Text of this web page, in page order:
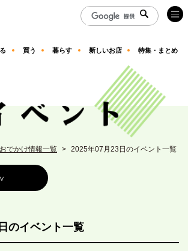
買う 暮らす 新しいお店 特集・まとめ
でかけ情報一覧 2025年07月23日のイベント一覧
のイベント一覧